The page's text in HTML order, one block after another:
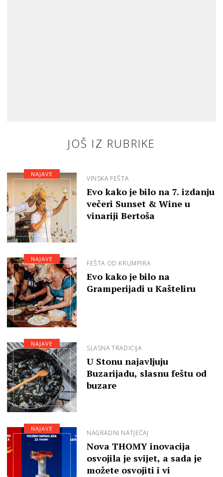
JOŠ IZ RUBRIKE
VINSKA FEŠTA
Evo kako je bilo na 7. izdanju
večeri Sunset & Wine u
vinariji Bertoša
NAJAVE
FEŠTA OD KRUMPIRA
Evo kako je bilo na
Gramperijadi u Kašteliru
NAJAVE
SLASNA TRADICIJA
U Stonu najavljuju
Buzarijadu, slasnu feštu od
buzare
NAJAVE
NAGRADNI NATJEČAJ
Nova THOMY inovacija
osvojila je svijet, a sada je
možete osvojiti i vi
NAJAVE